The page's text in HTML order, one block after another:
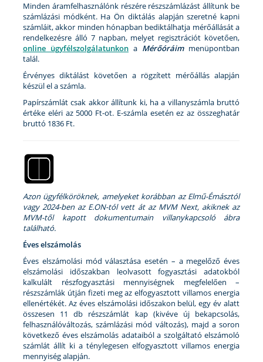
Minden áramfelhasználónk részére részszámlázást állítunk be
számlázási módként. Ha Ön diktálás alapján szeretné kapni
számláit, akkor minden hónapban bediktálhatja mérőállását a
rendelkezésre álló 7 napban, melyet regisztrációt követően,
online ügyfélszolgálatunkon a Mérőóráimmenüpontban
talál.
Érvényes diktálást követően a rögzített mérőállás alapján
készül el a számla.
Papírszámlát csak akkor állítunk ki, ha a villanyszámla bruttó
értéke eléri az 5000 Ft-ot. E-számla esetén ez az összeghatár
bruttó 1836 Ft.
Azon ügyfélköröknek, amelyeket korábban az Elmű-Émásztól
vagy 2024-ben az E.ON-tól vett át az MVM Next, akiknek az
MVM-től kapott dokumentumain villanykapcsoló ábra
található.
Éves elszámolás
Éves elszámolási mód választása esetén – a megelőző éves
elszámolási időszakban leolvasott fogyasztási adatokból
kalkulált részfogyasztási mennyiségnek megfelelően –
részszámlák útján fizeti meg az elfogyasztott villamos energia
ellenértékét. Az éves elszámolási időszakon belül, egy év alatt
összesen 11 db részszámlát kap (kivéve új bekapcsolás,
felhasználóváltozás, számlázási mód változás), majd a soron
következő éves elszámolás adataiból a szolgáltató elszámoló
számlát állít ki a ténylegesen elfogyasztott villamos energia
mennyiség alapján.